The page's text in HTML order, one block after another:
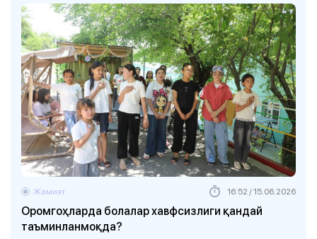
Оромгоҳларда болалар хавфсизлиги қандай
таъминланмоқда?
Жамият 16:52 / 15.06.2026